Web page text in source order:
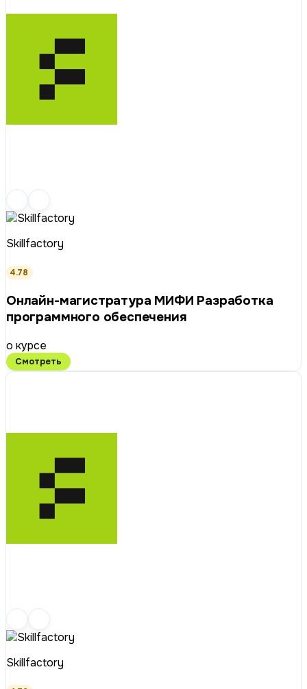
Skillfactory
4.78
Онлайн-магистратура МИФИ Разработка
программного обеспечения
о курсе
Смотреть
Skillfactory